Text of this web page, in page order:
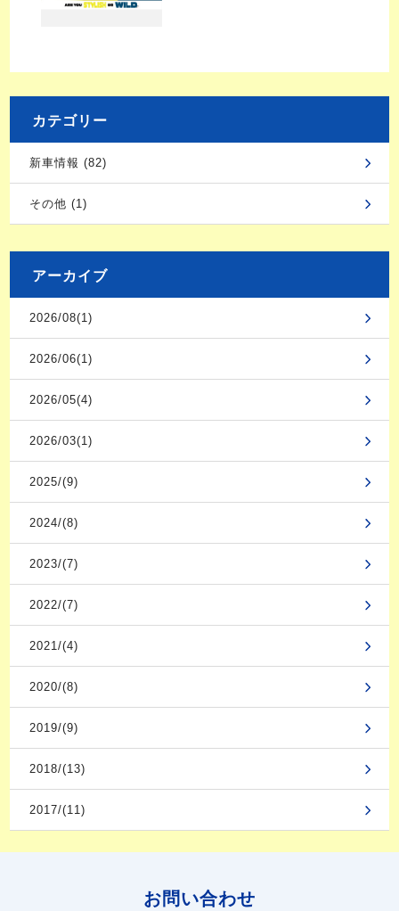
カテゴリー
新車情報 (82)
その他 (1)
アーカイブ
2026/08(1)
2026/06(1)
2026/05(4)
2026/03(1)
2025/(9)
2024/(8)
2023/(7)
2022/(7)
2021/(4)
2020/(8)
2019/(9)
2018/(13)
2017/(11)
お問い合わせ